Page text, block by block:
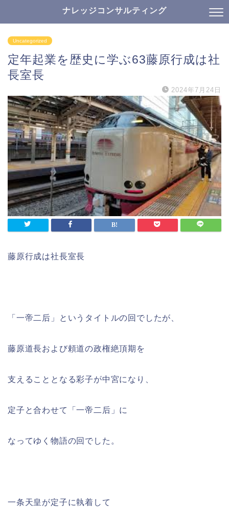
ナレッジコンサルティング
Uncategorized
定年起業を歴史に学ぶ63藤原行成は社
長室長
2024年7月24日
藤原行成は社長室長
「一帝二后」というタイトルの回でしたが、
藤原道長および頼道の政権絶頂期を
支えることとなる彩子が中宮になり、
定子と合わせて「一帝二后」に
なってゆく物語の回でした。
一条天皇が定子に執着して